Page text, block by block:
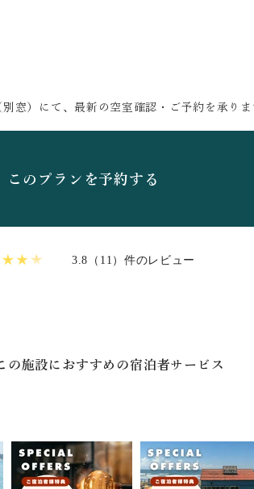
別窓）にて、最新の空室確認・ご予約を承りま
このプランを予約する
3.8（11）件のレビュー
の施設におすすめの宿泊者サービス